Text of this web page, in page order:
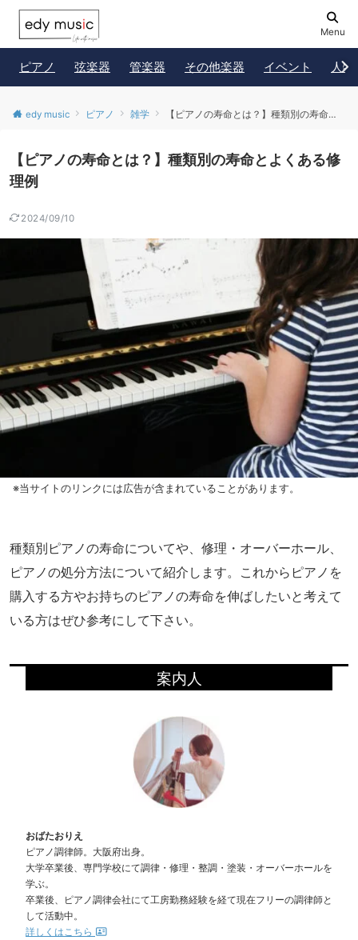
Menu
ピアノ 弦楽器 管楽器 その他楽器 イベント 人物
edy music ピアノ 雑学 【ピアノの寿命とは？】種類別の寿命とよくある修理例
【ピアノの寿命とは？】種類別の寿命とよくある修
理例
2024/09/10
※当サイトのリンクには広告が含まれていることがあります。
種類別ピアノの寿命についてや、修理・オーバーホール、
ピアノの処分方法について紹介します。これからピアノを
購入する方やお持ちのピアノの寿命を伸ばしたいと考えて
いる方はぜひ参考にして下さい。
案内人
おばたおりえ
ピアノ調律師。大阪府出身。
大学卒業後、専門学校にて調律・修理・整調・塗装・オーバーホールを
学ぶ。
卒業後、ピアノ調律会社にて工房勤務経験を経て現在フリーの調律師と
して活動中。
詳しくはこちら